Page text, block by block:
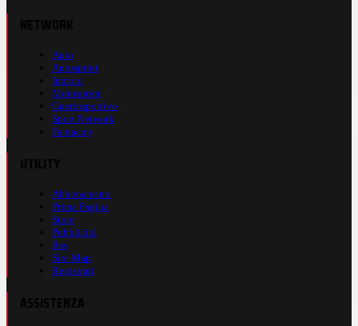
Auto
Autosprint
Inmoto
Motosprint
Guerinsportivo
Sport Network
Fantacup
Abbonamenti
Prima Pagina
Store
Pubblicità
Rss
Site Map
Registrati